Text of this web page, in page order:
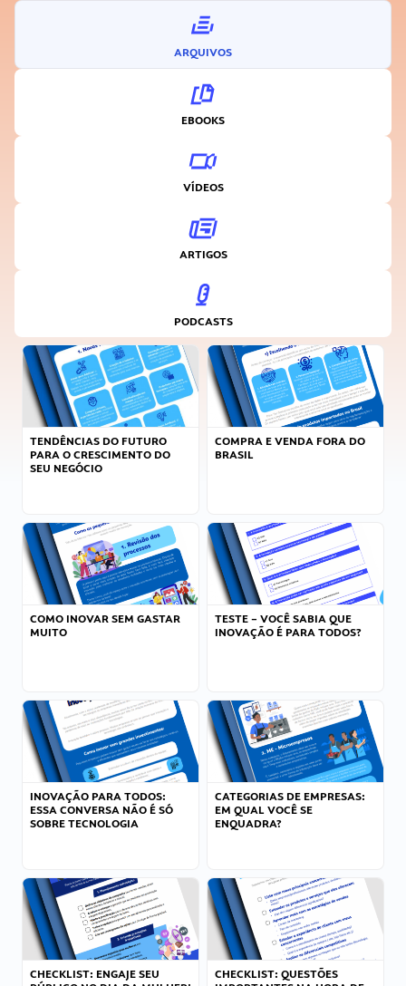
ARQUIVOS
EBOOKS
VÍDEOS
ARTIGOS
PODCASTS
TENDÊNCIAS DO FUTURO
PARA O CRESCIMENTO DO
SEU NEGÓCIO
COMPRA E VENDA FORA DO
BRASIL
COMO INOVAR SEM GASTAR
MUITO
TESTE – VOCÊ SABIA QUE
INOVAÇÃO É PARA TODOS?
INOVAÇÃO PARA TODOS:
ESSA CONVERSA NÃO É SÓ
SOBRE TECNOLOGIA
CATEGORIAS DE EMPRESAS:
EM QUAL VOCÊ SE
ENQUADRA?
CHECKLIST: ENGAJE SEU
CHECKLIST: QUESTÕES